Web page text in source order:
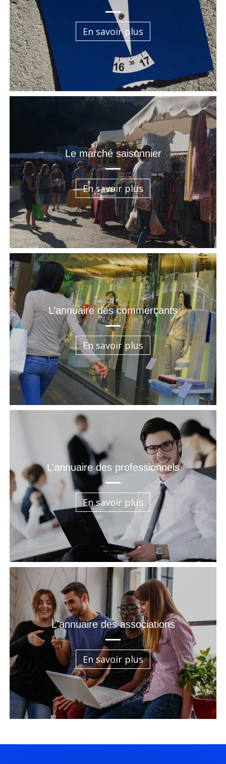
En savoir plus
Le marché saisonnier
En savoir plus
L’annuaire des commerçants
En savoir plus
L’annuaire des professionnels
En savoir plus
L'annuaire des associations
En savoir plus